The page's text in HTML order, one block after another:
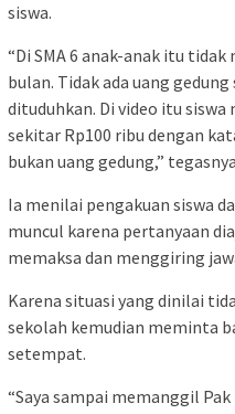
siswa.
“Di SMA 6 anak-anak itu tidak
bulan. Tidak ada uang
dituduhkan. Di video itu siswa
sekitar Rp100 ribu dengan
bukan uang gedung,”
Ia menilai pengakuan siswa
muncul karena pertanyaan
memaksa dan menggiring
Karena situasi yang dinilai
sekolah kemudian meminta
setempat.
“Saya sampai memanggil